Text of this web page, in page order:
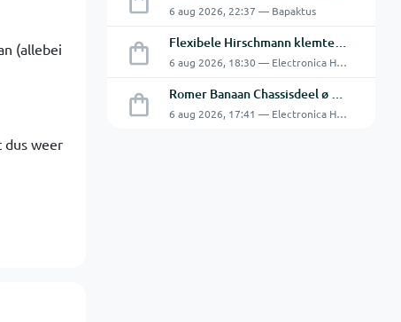
6 aug 2026, 22:37 — Bapaktus
Flexibele Hirschmann klemtestpen met tweedelige klem.
6 aug 2026, 18:30 — Electronica Hobbyist
Romer Banaan Chassisdeel ø 4 mm 16Amp
6 aug 2026, 17:41 — Electronica Hobbyist
(allebei
dus weer